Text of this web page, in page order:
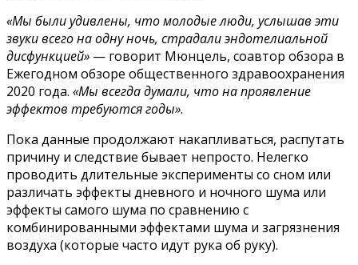
«Мы были удивлены, что молодые люди, услышав эти
звуки всего на одну ночь, страдали эндотелиальной
дисфункцией» — говорит Мюнцель, соавтор обзора в
Ежегодном обзоре общественного здравоохранения
2020 года. «Мы всегда думали, что на проявление
эффектов требуются годы».
Пока данные продолжают накапливаться, распутать
причину и следствие бывает непросто. Нелегко
проводить длительные эксперименты со сном или
различать эффекты дневного и ночного шума или
эффекты самого шума по сравнению с
комбинированными эффектами шума и загрязнения
воздуха (которые часто идут рука об руку).